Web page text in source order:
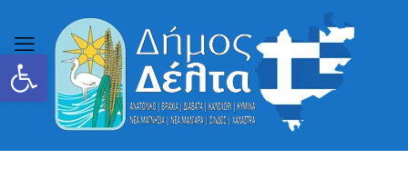
Ανοίξτε τη γραμμή εργαλείων